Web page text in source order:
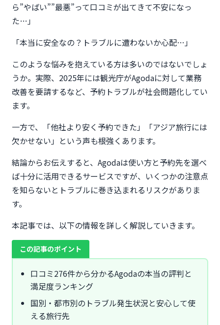
ら”やばい””最悪”って口コミが出てきて不安になっ
た…」
「本当に安全なの？トラブルに遭わないか心配…」
このような悩みを抱えている方は多いのではないでしょ
うか。実際、2025年には観光庁がAgodaに対して業務
改善を要請するなど、予約トラブルが社会問題化してい
ます。
一方で、「他社より安く予約できた」「アジア旅行には
欠かせない」という声も根強くあります。
結論からお伝えすると、Agodaは使い方と予約先を選べ
ば十分に活用できるサービスですが、いくつかの注意点
を知らないとトラブルに巻き込まれるリスクがありま
す。
本記事では、以下の情報を詳しく解説していきます。
この記事のポイント
口コミ276件から分かるAgodaの本当の評判と
満足度ランキング
国別・都市別のトラブル発生状況と安心して使
える旅行先